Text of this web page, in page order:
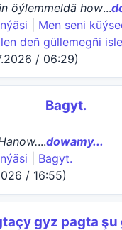
öýlemmeldä how...
Men seni
deñ güllemegñi
/ 06:29)
Bagyt.
...dowamy...
Bagyt.
/ 16:55)
gyz pagta şu